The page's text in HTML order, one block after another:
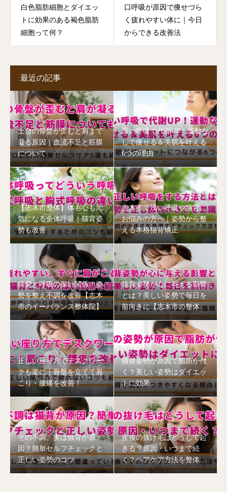
白色脂肪細胞とダイエッ
トに効果のある褐色脂肪
細胞って何？
口呼吸が原因で痩せづら
く疲れやすい体に｜今日
からできる改善法
最近の記事
土台の骨盤が歪むと肩まで
凝る原因｜血流不足と筋膜
について
深い呼吸で代謝UP！運動な
しで痩せる＆美肌を叶える
6つの理由
【志木市整体】体も心も元
気になる全体呼吸｜猫背姿
勢も改善
志木市で浅い呼吸や猫背に
お悩みの方へ｜姿勢から整
える本格猫背矯正
猫背と呼吸の深い関係！姿
勢を整え不調を改善【志木
市のイーバランス整体院】
猫背姿勢が心に与える影響
とは？美しい姿勢で毎日を
前向きに【志木市の整体
院】
正しい座り方でデスクワー
クも楽に｜骨盤を立てて肩
こり・腰痛を改善！
猫背姿勢が原因で脂肪が付
く？美しい姿勢はダイエッ
トに効果
その不調、実は猫背が原
因？簡単セルフチェックと
正しい姿勢のコツ
産後の抜け毛はどうして起
きる？原因・いつまで続
く？ヘアケア方法を整体師
が解説【志木市】